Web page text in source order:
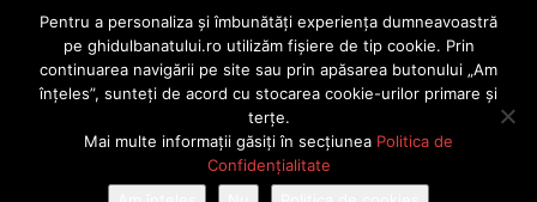
ani.
© Ghidul Banatului 2025. Toate drepturile rezervate · Dezvoltat de
Power Media FX
Pentru a personaliza și îmbunătăți experiența dumneavoastră
pe ghidulbanatului.ro utilizăm fișiere de tip cookie. Prin
continuarea navigării pe site sau prin apăsarea butonului „Am
înțeles”, sunteți de acord cu stocarea cookie-urilor primare și
terțe.
Mai multe informații găsiți în secțiunea Politica de
Confidențialitate